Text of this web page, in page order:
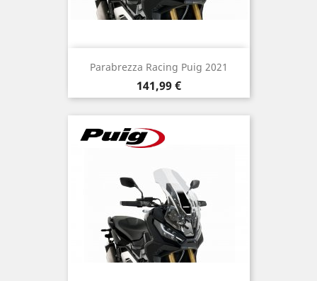
Parabrezza Racing Puig 2021
Prezzo
141,99 €